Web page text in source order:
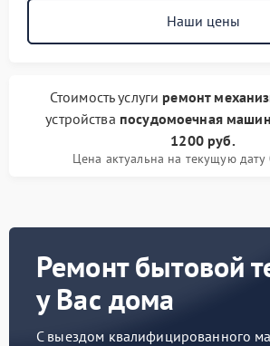
Наши цены
Стоимость услуги ремонт
устройства посудомоечная
1200 руб.
Цена актуальна на текущую
Ремонт бытовой
у Вас дома
С выездом квалифицированного